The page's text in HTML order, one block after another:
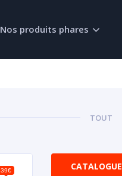
Nos produits phares
TOUT
39€ CATALOGUE